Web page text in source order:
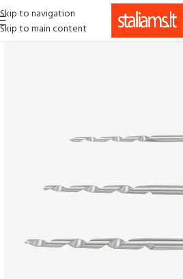
Skip to navigation
Skip to main content